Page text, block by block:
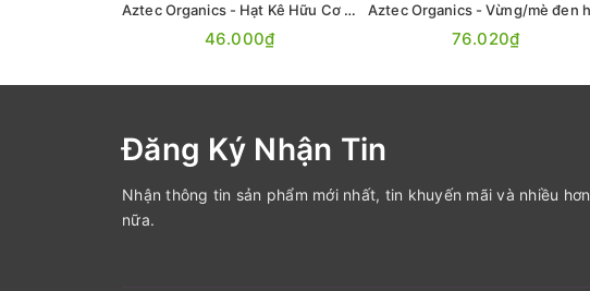
Aztec Organics - Hạt Kê Hữu Cơ 200g
46.000₫ 76.020₫
Đăng Ký Nhận Tin
Nhận thông tin sản phẩm mới nhất, tin khuyến mãi và nhiều hơn
nữa.